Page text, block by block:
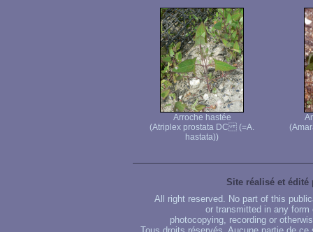
Arroche hastée
(Atriplex prostata DC (=A.
hastata))
Site réalisé et édité
All right reserved. No part of this
or transmitted in any
photocopying, recording or